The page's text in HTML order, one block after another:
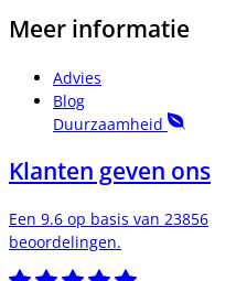
Meer informatie
Advies
Blog
Duurzaamheid
Klanten geven ons
Een 9.6 op basis van 23856
beoordelingen.